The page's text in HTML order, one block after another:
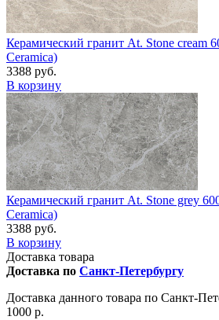
Керамический гранит At. Stone cream
Ceramica)
3388 руб.
В корзину
Керамический гранит At. Stone grey
Ceramica)
3388 руб.
В корзину
Доставка товара
Доставка по Санкт-Петербургу
Доставка данного товара по Санкт-
1000 р.